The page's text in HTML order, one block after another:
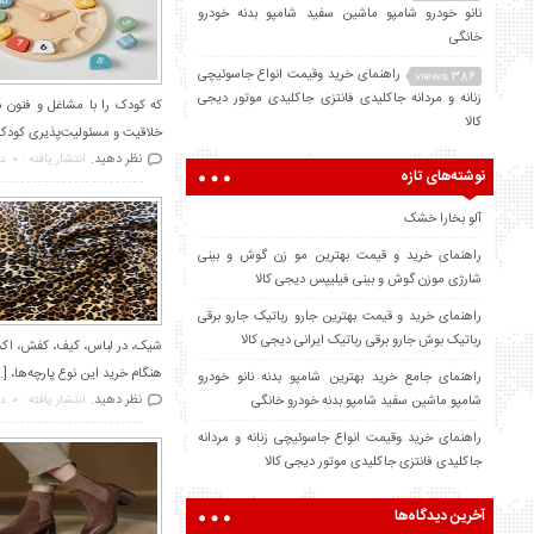
که کودک را با مشاغل و فنون
خلاقیت و مسئولیت‌پذیری
نظر دهید. انتشار یافته : 0
شیک، در لباس، کیف، کفش،
هنگام خرید این نوع پارچه‌ها،
نظر دهید. انتشار یافته : 0
نانو خودرو شامپو ماشین سفید شامپو بدنه خودرو
خانگی
386 views
راهنمای خرید وقیمت انواع جاسوئیچی
زنانه و مردانه جاکلیدی فانتزی جاکلیدی موتور دیجی
کالا
نوشته‌های تازه
آلو بخارا خشک
راهنمای خرید و قیمت بهترین مو زن گوش و بینی
شارژی موزن گوش و بینی فیلیپس دیجی کالا
راهنمای خرید و قیمت بهترین جارو رباتیک جارو برقی
رباتیک بوش جارو برقی رباتیک ایرانی دیجی کالا
راهنمای جامع خرید بهترین شامپو بدنه نانو خودرو
شامپو ماشین سفید شامپو بدنه خودرو خانگی
راهنمای خرید وقیمت انواع جاسوئیچی زنانه و مردانه
جاکلیدی فانتزی جاکلیدی موتور دیجی کالا
آخرین دیدگاه‌ها